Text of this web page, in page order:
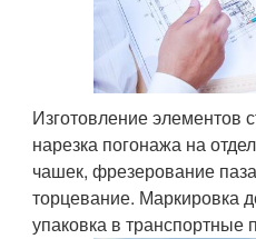
Изготовление элементов
нарезка погонажа на
чашек, фрезерование
торцевание. Маркировка
упаковка в транспортные